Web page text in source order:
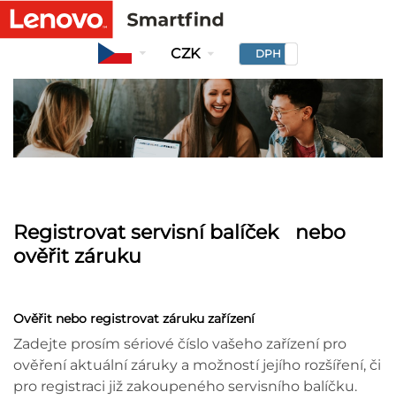
CZK DPH
Registrovat servisní balíček nebo
ověřit záruku
Ověřit nebo registrovat záruku zařízení
Zadejte prosím sériové číslo vašeho zařízení pro
ověření aktuální záruky a možností jejího rozšíření, či
pro registraci již zakoupeného servisního balíčku.